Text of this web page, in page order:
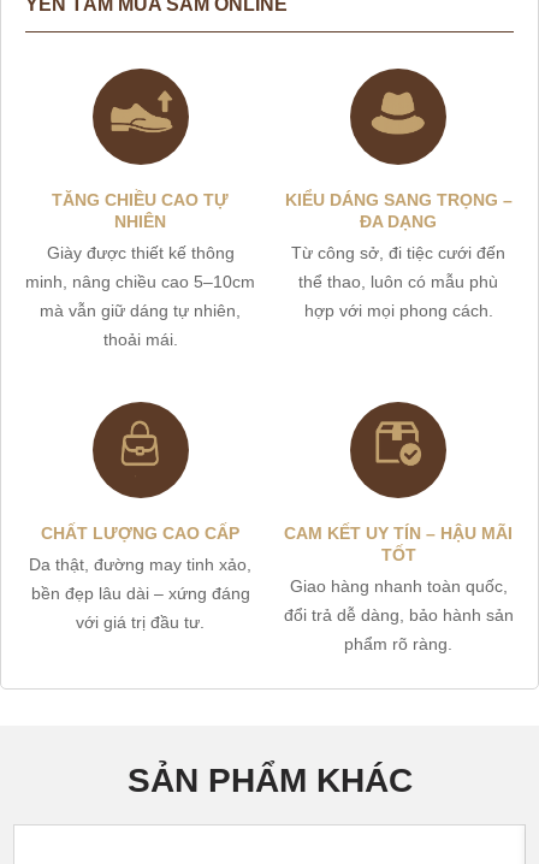
YÊN TÂM MUA SẮM ONLINE
TĂNG CHIỀU CAO TỰ
NHIÊN
Giày được thiết kế thông
minh, nâng chiều cao 5–10cm
mà vẫn giữ dáng tự nhiên,
thoải mái.
KIỂU DÁNG SANG TRỌNG –
ĐA DẠNG
Từ công sở, đi tiệc cưới đến
thể thao, luôn có mẫu phù
hợp với mọi phong cách.
CHẤT LƯỢNG CAO CẤP
Da thật, đường may tinh xảo,
bền đẹp lâu dài – xứng đáng
với giá trị đầu tư.
CAM KẾT UY TÍN – HẬU MÃI
TỐT
Giao hàng nhanh toàn quốc,
đổi trả dễ dàng, bảo hành sản
phẩm rõ ràng.
SẢN PHẨM KHÁC